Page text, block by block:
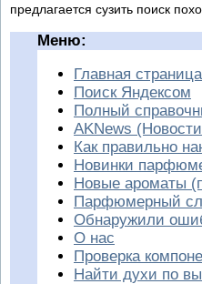
предлагается сузить поиск
Меню:
Главная страница
Поиск Яндексом
Полный
AKNews
Как правильно
Новинки
Новые ароматы
Парфюмерный
Обнаружили
О нас
Проверка
Найти духи по